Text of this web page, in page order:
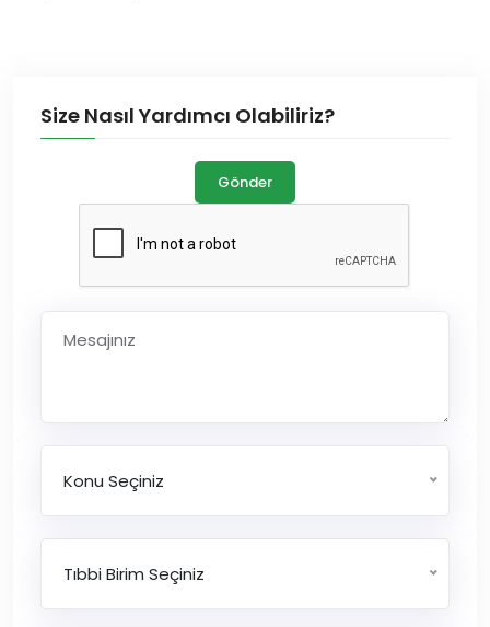
Size Nasıl Yardımcı Olabiliriz?
Tıbbi Birim Seçiniz
Konu Seçiniz
Gönder